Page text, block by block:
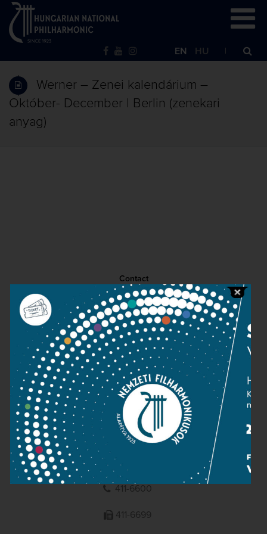
EN HU
Werner – Zenei kalendárium –
Október- December | Berlin (zenekari
anyag)
Contact
Public information
Press room
Terms and privacy
Imprint
NATIONAL PHILHARMONIC
1095 Budapest, Komor Marcell u. 1. (Müpa)
411-6600
411-6699